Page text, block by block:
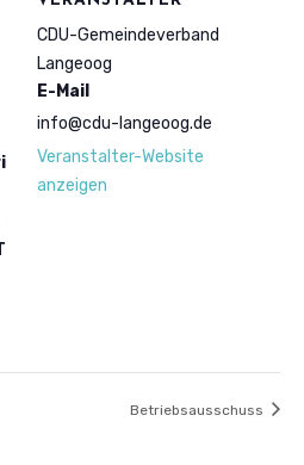
CDU-Gemeindeverband
Langeoog
E-Mail
info@cdu-langeoog.de
Veranstalter-Website
anzeigen
Betriebsausschuss